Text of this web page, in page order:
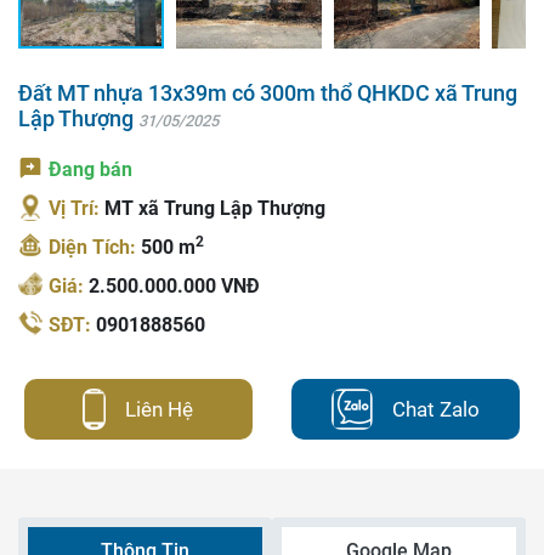
Đất MT nhựa 13x39m có 300m thổ QHKDC xã Trung
Lập Thượng 31/05/2025
Đang bán
Vị Trí: MT xã Trung Lập Thượng
Diện Tích: 500 m2
Giá: 2.500.000.000 VNĐ
SĐT: 0901888560
Liên Hệ Chat Zalo